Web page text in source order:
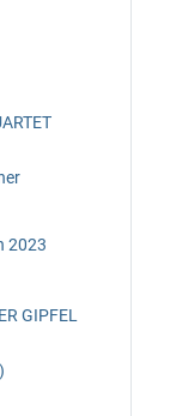
2023
GIPFEL